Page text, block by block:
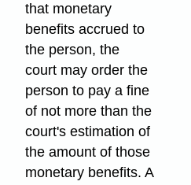
that monetary
benefits accrued to
the person, the
court may order the
person to pay a fine
of not more than the
court's estimation of
the amount of those
monetary benefits. A